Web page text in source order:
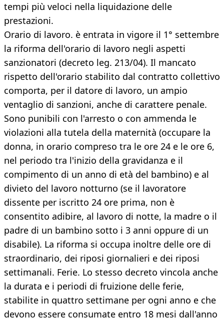
tempi più veloci nella liquidazione delle
prestazioni.
Orario di lavoro. è entrata in vigore il 1° settembre
la riforma dell'orario di lavoro negli aspetti
sanzionatori (decreto leg. 213/04). Il mancato
rispetto dell'orario stabilito dal contratto collettivo
comporta, per il datore di lavoro, un ampio
ventaglio di sanzioni, anche di carattere penale.
Sono punibili con l'arresto o con ammenda le
violazioni alla tutela della maternità (occupare la
donna, in orario compreso tra le ore 24 e le ore 6,
nel periodo tra l'inizio della gravidanza e il
compimento di un anno di età del bambino) e al
divieto del lavoro notturno (se il lavoratore
dissente per iscritto 24 ore prima, non è
consentito adibire, al lavoro di notte, la madre o il
padre di un bambino sotto i 3 anni oppure di un
disabile). La riforma si occupa inoltre delle ore di
straordinario, dei riposi giornalieri e dei riposi
settimanali. Ferie. Lo stesso decreto vincola anche
la durata e i periodi di fruizione delle ferie,
stabilite in quattro settimane per ogni anno e che
devono essere consumate entro 18 mesi dall'anno